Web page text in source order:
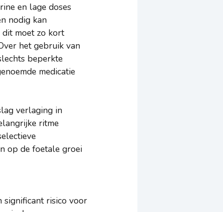
en lage doses
nodig kan
moet zo kort
het gebruik van
beperkte
medicatie
verlaging in
ritme
op de foetale groei
significant risico voor